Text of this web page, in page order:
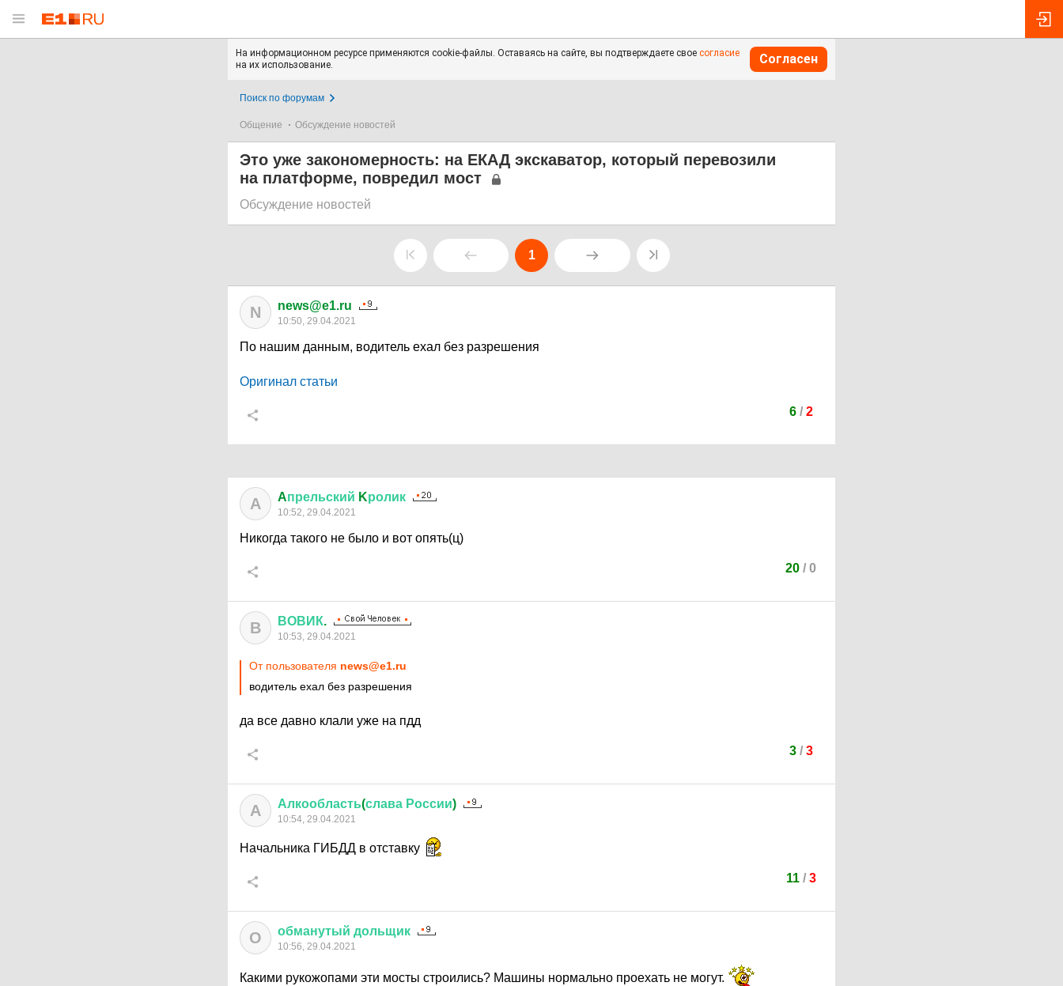
На информационном ресурсе применяются cookie-файлы. Оставаясь на сайте, вы подтверждаете свое согласие
на их использование.
Согласен
Поиск по форумам
Общение Обсуждение новостей
Это уже закономерность: на ЕКАД экскаватор, который перевозили
на платформе, повредил мост
Обсуждение новостей
1
N news@e1.ru
10:50, 29.04.2021
По нашим данным, водитель ехал без разрешения
Оригинал статьи
6/ 2
A Aпрельский Kролик
10:52, 29.04.2021
Никогда такого не было и вот опять(ц)
20 / 0
В ВОВИК.
10:53, 29.04.2021
От пользователя news@e1.ru
водитель ехал без разрешения
да все давно клали уже на пдд
3/ 3
А Алкообласть(слава России)
10:54, 29.04.2021
Начальника ГИБДД в отставку
11/ 3
О обманутый дольщик
10:56, 29.04.2021
Какими рукожопами эти мосты строились? Машины нормально проехать не могут.